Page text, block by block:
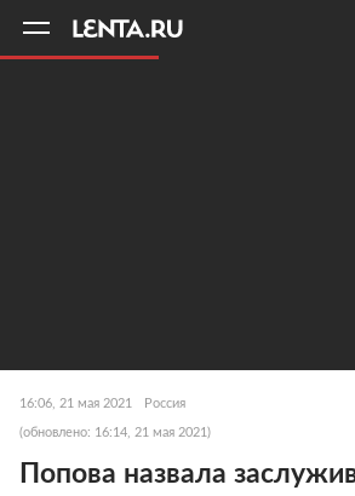
16:06, 21 мая 2021 Россия
(обновлено: 16:14, 21 мая 2021)
Попова назвала